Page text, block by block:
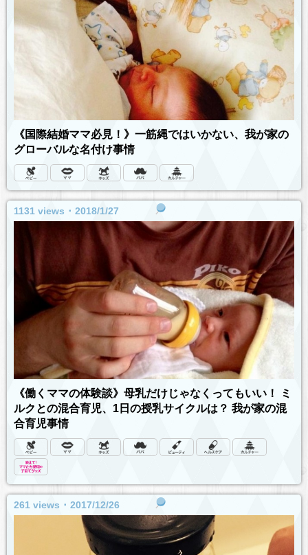
《国際結婚ママ必見！》一筋縄ではいかない、我が家の
グローバルな名付け事情
1131 views ･ 2018/1/27
《働くママの体験談》母乳だけじゃなくってもいい！ ミ
ルクとの混合育児、1日の授乳サイクルは？ 我が家の混
合育児事情
261 views ･ 2017/12/26